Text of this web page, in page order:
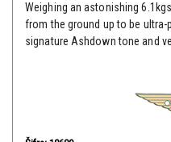
Weighing an astonishing
from the ground up to be
signature Ashdown tone and